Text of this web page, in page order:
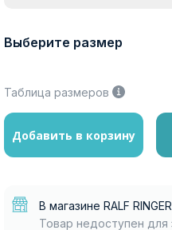
Выберите размер
Таблица размеров
Добавить в корзину
В магазине RALF RINGER
Товар недоступен для